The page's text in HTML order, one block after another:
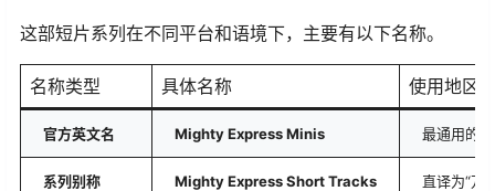
这部短片系列在不同平台和语境下，主要有以下名称。
名称类型 具体名称 使用地区
官方英文名 Mighty Express Minis 最通用的
系列别称 Mighty Express Short Tracks 直译为“万